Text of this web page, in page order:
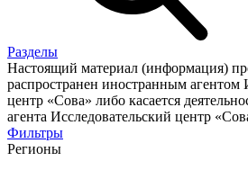
Разделы
Настоящий материал (информация)
распространен иностранным агентом
центр «Сова» либо касается
агента Исследовательский центр
Фильтры
Регионы